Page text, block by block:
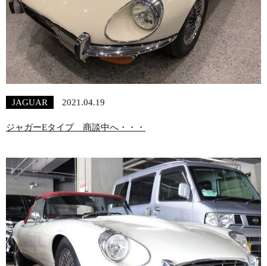
JAGUAR 2021.04.19
ジャガーEタイプ 商談中へ・・・